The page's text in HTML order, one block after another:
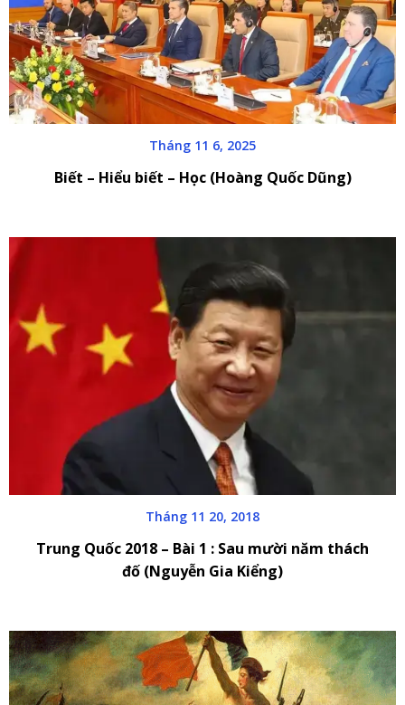
Tháng 11 6, 2025
Biết – Hiểu biết – Học (Hoàng Quốc Dũng)
Tháng 11 20, 2018
Trung Quốc 2018 – Bài 1 : Sau mười năm thách
đố (Nguyễn Gia Kiểng)